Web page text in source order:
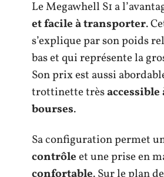
Le Megawhell S1 a
et facileà transporter.
s’explique par son poids
bas et qui représente la
Son prix est aussi
trottinette trèsaccessible
bourses.
Sa configuration permet
contrôleet une prise en
confortable. Sur le plan